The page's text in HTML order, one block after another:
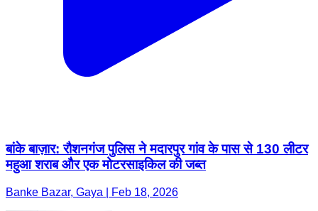
बांके बाज़ार: रौशनगंज पुलिस ने मदारपुर गांव के पास से 130 लीटर
महुआ शराब और एक मोटरसाइकिल की जब्त
Banke Bazar, Gaya | Feb 18, 2026